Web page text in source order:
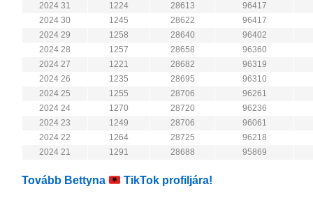
2024 31
1224 28613
96417
2024 30
1245 28622
96417
2024 29
1258 28640
96402
2024 28
1257 28658
96360
2024 27
1221 28682
96319
2024 26
1235 28695
96310
2024 25
1255 28706
96261
2024 24
1270 28720
96236
2024 23
1249 28706
96061
2024 22
1264 28725
96218
2024 21
1291 28688 95869
Tovább Bettyna TikTok profiljára!